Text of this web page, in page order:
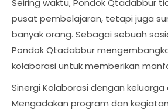
Seiring waktu, Pondok Qtadabbur
pusat pembelajaran, tetapi juga
banyak orang. Sebagai sebuah
Pondok Qtadabbur
kolaborasi untuk memberikan
Sinergi Kolaborasi dengan
Mengadakan program dan